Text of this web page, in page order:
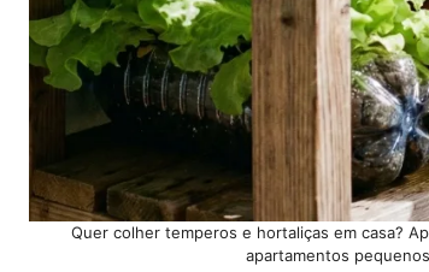
Quer colher temperos e hortaliças em casa?
apartamentos